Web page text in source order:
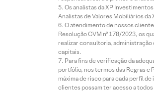
Os analistas da XP
Analistas de Valores Mobiliários da
O atendimento de nossos
Resolução CVM nº 178/2023, os
realizar consultoria,
capitais.
Para fins de verificação da
portfólio, nos termos das Regras
máxima de risco para cada perfil
clientes possam ter acesso a